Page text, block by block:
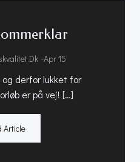
-Apr 15
derfor lukket for
er på vej! […]
Article